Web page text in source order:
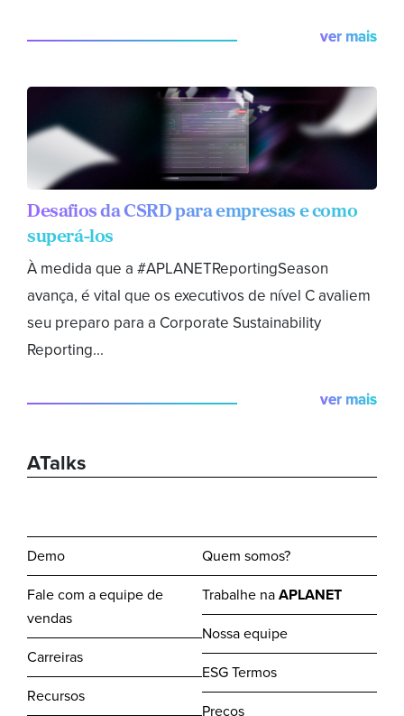
ver mais
Desafios da CSRD para empresas e como
superá-los
À medida que a #APLANETReportingSeason
avança, é vital que os executivos de nível C avaliem
seu preparo para a Corporate Sustainability
Reporting...
ver mais
ATalks
Demo
Fale com a equipe de
vendas
Carreiras
Recursos
Quem somos?
Trabalhe naAPLANET
Nossa equipe
ESG Termos
Preços